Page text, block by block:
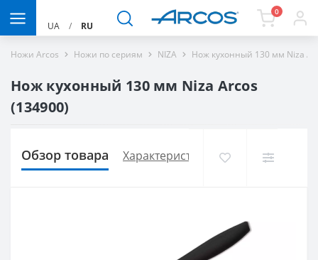
UA / RU
0
Ножи Arcos Ножи по сериям NIZA Нож кухонный 130 мм Niza
Нож кухонный 130 мм Niza Arcos
(134900)
Обзор товара Характеристики Доставка и